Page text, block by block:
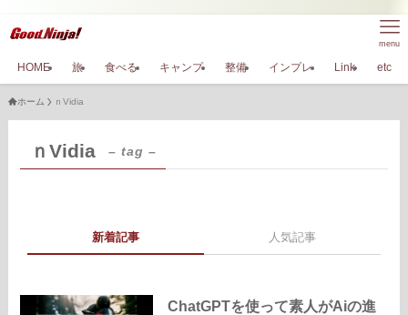
menu
HOME 旅 食べる キャンプ 整備 インプレ Link etc
ホーム ｎVidia
ｎVidia – tag –
新着記事 人気記事
ChatGPTを使って素人がAiの進